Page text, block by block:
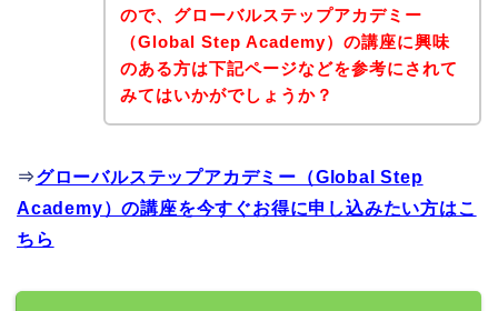
ので、グローバルステップアカデミー
（Global Step Academy）の講座に興味
のある方は下記ページなどを参考にされて
みてはいかがでしょうか？
⇒グローバルステップアカデミー（Global Step
Academy）の講座を今すぐお得に申し込みたい方はこ
ちら